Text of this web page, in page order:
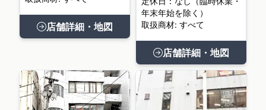
店舗詳細・地図
年末年始を除く）
取扱商材: すべて
店舗詳細・地図